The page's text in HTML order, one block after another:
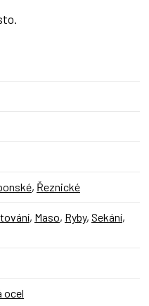
, Řeznické
, Maso, Ryby, Sekání,
ocel